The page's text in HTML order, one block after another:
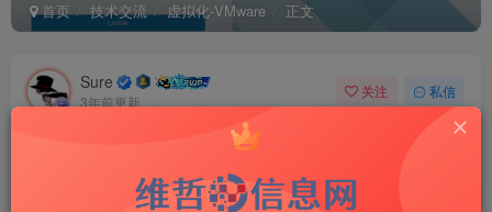
首页 技术交流 虚拟化-VMware 正文
Sure
3年前更新
关注 私信
安装vCenter Server Appliance(VCSA) 8.0【Vmware】